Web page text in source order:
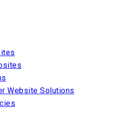
Website Solutions